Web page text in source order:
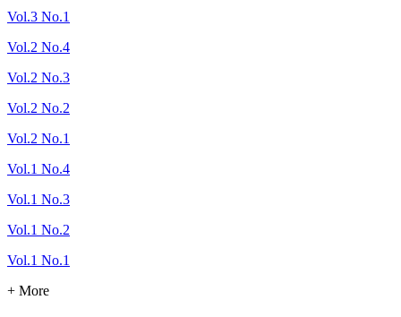
Vol.3 No.1
Vol.2 No.4
Vol.2 No.3
Vol.2 No.2
Vol.2 No.1
Vol.1 No.4
Vol.1 No.3
Vol.1 No.2
Vol.1 No.1
+ More